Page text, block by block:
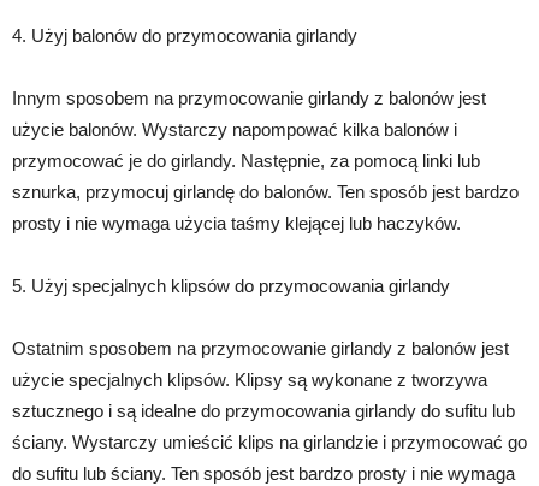
4. Użyj balonów do przymocowania girlandy
Innym sposobem na przymocowanie girlandy z balonów jest
użycie balonów. Wystarczy napompować kilka balonów i
przymocować je do girlandy. Następnie, za pomocą linki lub
sznurka, przymocuj girlandę do balonów. Ten sposób jest bardzo
prosty i nie wymaga użycia taśmy klejącej lub haczyków.
5. Użyj specjalnych klipsów do przymocowania girlandy
Ostatnim sposobem na przymocowanie girlandy z balonów jest
użycie specjalnych klipsów. Klipsy są wykonane z tworzywa
sztucznego i są idealne do przymocowania girlandy do sufitu lub
ściany. Wystarczy umieścić klips na girlandzie i przymocować go
do sufitu lub ściany. Ten sposób jest bardzo prosty i nie wymaga